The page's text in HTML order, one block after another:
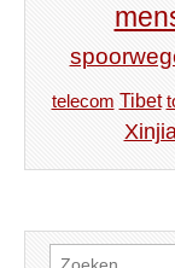
telecom Tibet
Zoeken